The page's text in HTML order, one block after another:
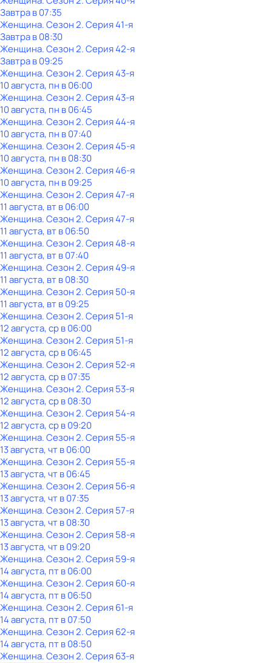
Завтра в 07:35
Женщина. Сезон 2. Серия 41-я
Завтра в 08:30
Женщина. Сезон 2. Серия 42-я
Завтра в 09:25
Женщина. Сезон 2. Серия 43-я
10 августа, пн в 06:00
Женщина. Сезон 2. Серия 43-я
10 августа, пн в 06:45
Женщина. Сезон 2. Серия 44-я
10 августа, пн в 07:40
Женщина. Сезон 2. Серия 45-я
10 августа, пн в 08:30
Женщина. Сезон 2. Серия 46-я
10 августа, пн в 09:25
Женщина. Сезон 2. Серия 47-я
11 августа, вт в 06:00
Женщина. Сезон 2. Серия 47-я
11 августа, вт в 06:50
Женщина. Сезон 2. Серия 48-я
11 августа, вт в 07:40
Женщина. Сезон 2. Серия 49-я
11 августа, вт в 08:30
Женщина. Сезон 2. Серия 50-я
11 августа, вт в 09:25
Женщина. Сезон 2. Серия 51-я
12 августа, ср в 06:00
Женщина. Сезон 2. Серия 51-я
12 августа, ср в 06:45
Женщина. Сезон 2. Серия 52-я
12 августа, ср в 07:35
Женщина. Сезон 2. Серия 53-я
12 августа, ср в 08:30
Женщина. Сезон 2. Серия 54-я
12 августа, ср в 09:20
Женщина. Сезон 2. Серия 55-я
13 августа, чт в 06:00
Женщина. Сезон 2. Серия 55-я
13 августа, чт в 06:45
Женщина. Сезон 2. Серия 56-я
13 августа, чт в 07:35
Женщина. Сезон 2. Серия 57-я
13 августа, чт в 08:30
Женщина. Сезон 2. Серия 58-я
13 августа, чт в 09:20
Женщина. Сезон 2. Серия 59-я
14 августа, пт в 06:00
Женщина. Сезон 2. Серия 60-я
14 августа, пт в 06:50
Женщина. Сезон 2. Серия 61-я
14 августа, пт в 07:50
Женщина. Сезон 2. Серия 62-я
14 августа, пт в 08:50
Женщина. Сезон 2. Серия 63-я